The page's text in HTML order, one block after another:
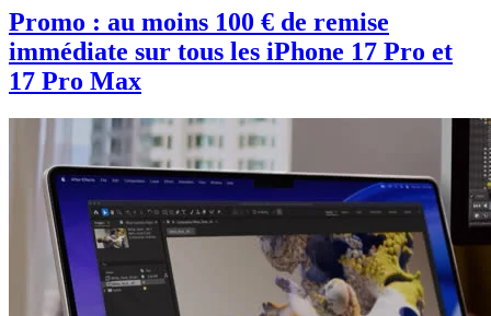
Promo : au moins 100 € de remise
immédiate sur tous les iPhone 17 Pro et
17 Pro Max